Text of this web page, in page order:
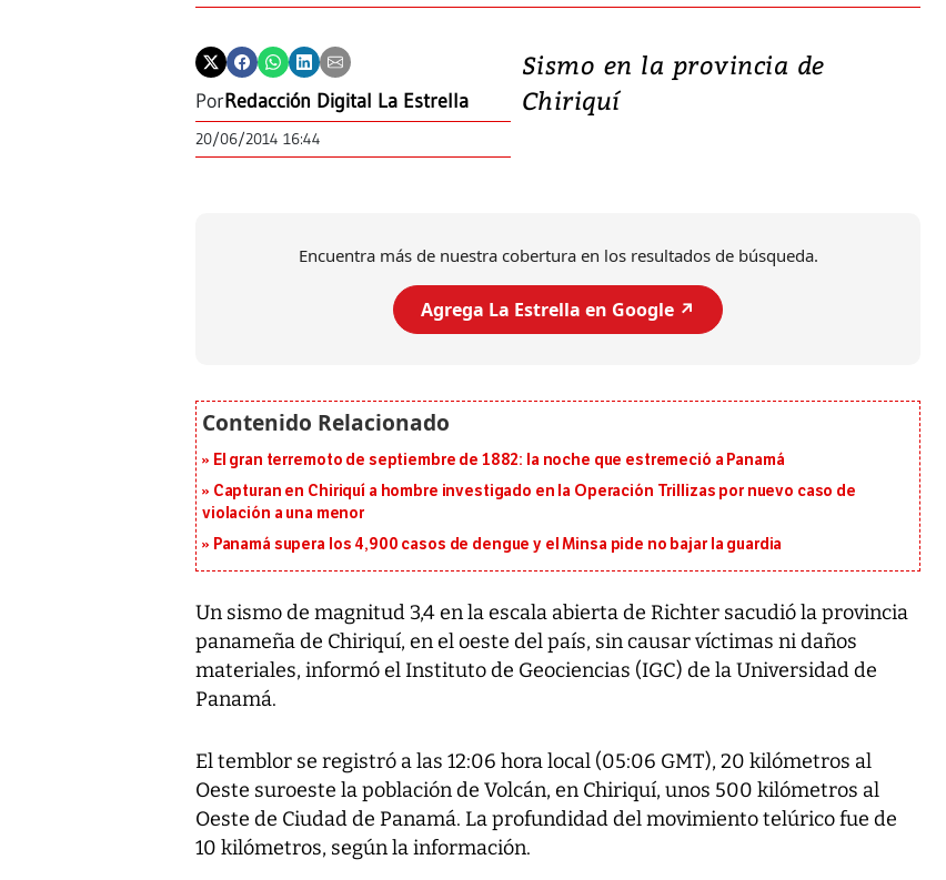
PorRedacción Digital La Estrella
20/06/2014 16:44
Sismo en la provincia de
Chiriquí
Encuentra más de nuestra cobertura en los resultados de búsqueda.
Agrega La Estrella en Google ↗️
El gran terremoto de septiembre de 1882: la noche que estremeció a Panamá
Capturan en Chiriquí a hombre investigado en la Operación Trillizas por nuevo caso de
violación a una menor
Panamá supera los 4,900 casos de dengue y el Minsa pide no bajar la guardia
Un sismo de magnitud 3,4 en la escala abierta de Richter sacudió la provincia
panameña de Chiriquí, en el oeste del país, sin causar víctimas ni daños
materiales, informó el Instituto de Geociencias (IGC) de la Universidad de
Panamá.
El temblor se registró a las 12:06 hora local (05:06 GMT), 20 kilómetros al
Oeste suroeste la población de Volcán, en Chiriquí, unos 500 kilómetros al
Oeste de Ciudad de Panamá. La profundidad del movimiento telúrico fue de
10 kilómetros, según la información.
Entre recuerdos y escuetas
referencias hacia sus adversarios, el
presidente de Brasil, Luiz Inácio Lula
candidatura...